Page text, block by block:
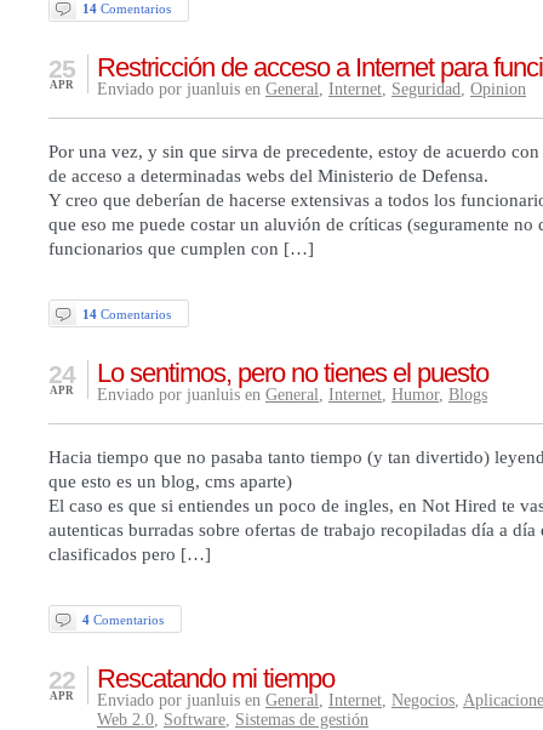
14 Comentarios
Restricción de acceso a Internet para
25
APR Enviado por juanluis en General, Internet, Seguridad, Opinion
Por una vez, y sin que sirva de precedente, estoy de acuerdo
de acceso a determinadas webs del Ministerio de Defensa.
Y creo que deberían de hacerse extensivas a todos los
que eso me puede costar un aluvión de críticas (seguramente no
funcionarios que cumplen con […]
14 Comentarios
Lo sentimos, pero no tienes el puesto
24
APR Enviado por juanluis en General, Internet, Humor, Blogs
Hacia tiempo que no pasaba tanto tiempo (y tan divertido)
que esto es un blog, cms aparte)
El caso es que si entiendes un poco de ingles, en Not Hired te
autenticas burradas sobre ofertas de trabajo recopiladas día a día
clasificados pero […]
4 Comentarios
Rescatando mi tiempo
22
APR Enviado por juanluis en General, Internet, Negocios,
Web 2.0, Software, Sistemas de gestión